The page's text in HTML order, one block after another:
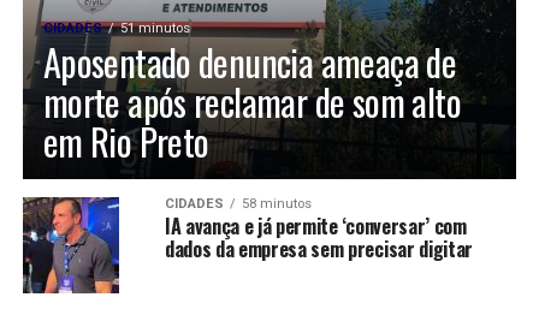
CIDADES 51 minutos
Aposentado denuncia ameaça de
morte após reclamar de som alto
em Rio Preto
CIDADES 58 minutos
IA avança e já permite ‘conversar’ com
dados da empresa sem precisar digitar